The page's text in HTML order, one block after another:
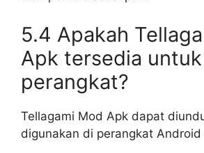
5.4 Apakah
Apk tersedia
perangkat?
Tellagami Mod Apk dapat
digunakan di perangkat